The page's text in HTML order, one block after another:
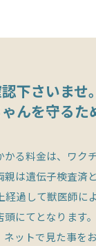
下さいませ。
んを守るた
る料金は、ワク
は遺伝子検査済
経過して獣医師に
にてとなります。
ットで見た事を